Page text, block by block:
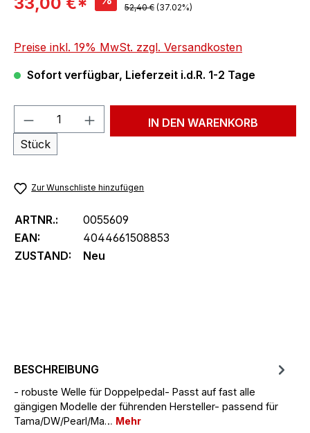
Regulärer Preis:
52,40 € (37.02%)
Preise inkl. 19% MwSt. zzgl. Versandkosten
Sofort verfügbar, Lieferzeit i.d.R. 1-2 Tage
Produkt Anzahl: Gib den
Stück
IN DEN WARENKORB
Zur Wunschliste hinzufügen
ARTNR.:
0055609
EAN:
4044661508853
ZUSTAND:
Neu
BESCHREIBUNG
- robuste Welle für Doppelpedal- Passt auf fast alle
gängigen Modelle der führenden Hersteller- passend für
Tama/DW/Pearl/Ma… Mehr